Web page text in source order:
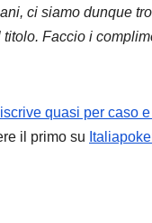
ci siamo dunque
Faccio i
quasi per caso
il primo su